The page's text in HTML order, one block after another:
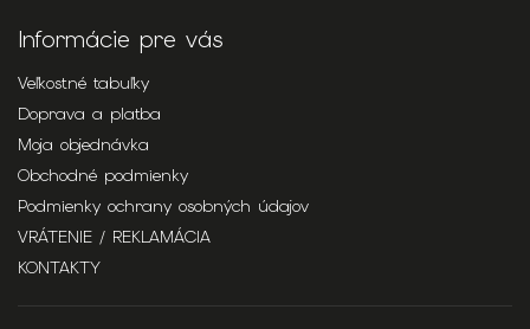
Informácie pre vás
Veľkostné tabuľky
Doprava a platba
Moja objednávka
Obchodné podmienky
Podmienky ochrany osobných údajov
VRÁTENIE / REKLAMÁCIA
KONTAKTY